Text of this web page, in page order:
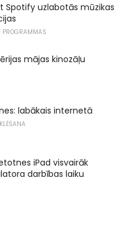
Spotify uzlabotās mūzikas
PROGRAMMAS
mājas kinozāļu
labākais internetā
iPad visvairāk
darbības laiku